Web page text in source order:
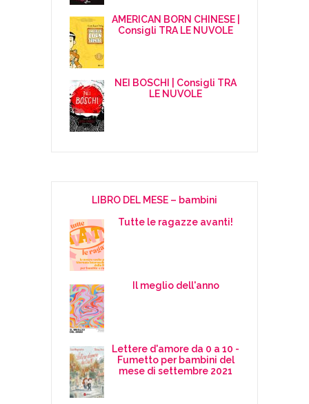
AMERICAN BORN CHINESE |
Consigli TRA LE NUVOLE
NEI BOSCHI | Consigli TRA
LE NUVOLE
LIBRO DEL MESE – bambini
Tutte le ragazze avanti!
Il meglio dell'anno
Lettere d'amore da 0 a 10 -
Fumetto per bambini del
mese di settembre 2021